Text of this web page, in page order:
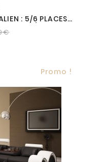
: 5/6 PLACES
ANGLE
€
Promo !